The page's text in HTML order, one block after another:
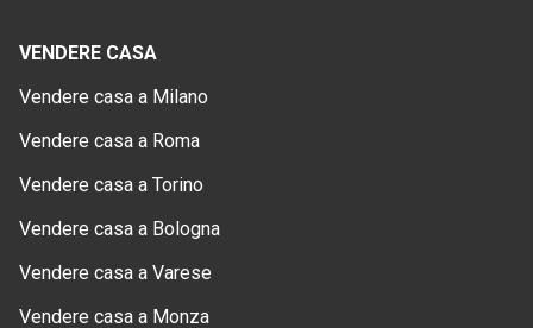
VENDERE CASA
Vendere casa a Milano
Vendere casa a Roma
Vendere casa a Torino
Vendere casa a Bologna
Vendere casa a Varese
Vendere casa a Monza